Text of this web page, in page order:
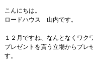
こんにちは。
ロードハウス 山内です。
１２月ですね、なんとなくワク
プレゼントを貰う立場からプレ
す。